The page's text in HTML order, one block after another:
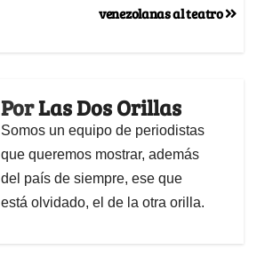
venezolanas al teatro
PorLas Dos Orillas
Somos un equipo de periodistas
que queremos mostrar, además
del país de siempre, ese que
está olvidado, el de la otra orilla.